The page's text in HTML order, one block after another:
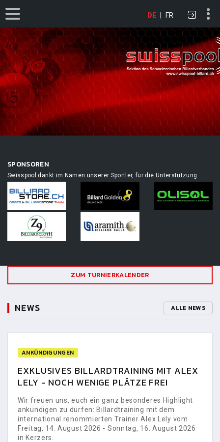
DE | FR
SPONSOREN
Swisspool dankt im Namen unserer Sportler, für die Unterstützung
ZUM TURNIERKALENDER
NEWS ALLE NEWS
ANKÜNDIGUNGEN
EXKLUSIVES BILLARDTRAINING MIT ALEX
LELY - NOCH WENIGE PLÄTZE FREI
Wir freuen uns, euch ein ganz besonderes Highlight
ankündigen zu dürfen: Billardtraining mit dem
international renommierten Trainer Alex Lely vom
Freitag, 14. August 2026 - Sonntag, 16. August 2026
in Kerzers.